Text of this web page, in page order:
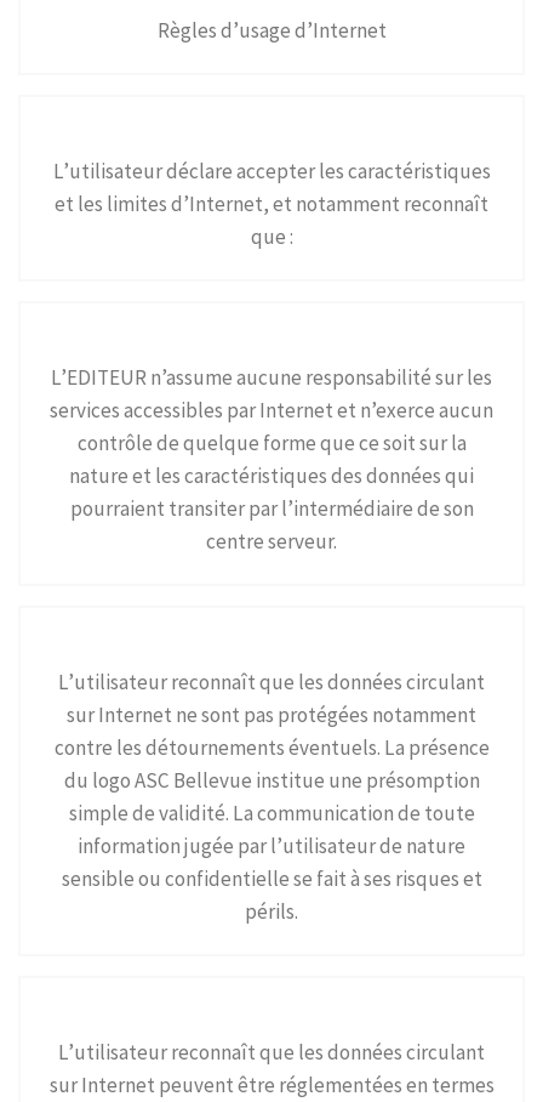
Règles d’usage d’Internet
L’utilisateur déclare accepter les caractéristiques
et les limites d’Internet, et notamment reconnaît
que :
L’EDITEUR n’assume aucune responsabilité sur les
services accessibles par Internet et n’exerce aucun
contrôle de quelque forme que ce soit sur la
nature et les caractéristiques des données qui
pourraient transiter par l’intermédiaire de son
centre serveur.
L’utilisateur reconnaît que les données circulant
sur Internet ne sont pas protégées notamment
contre les détournements éventuels. La présence
du logo ASC Bellevue institue une présomption
simple de validité. La communication de toute
information jugée par l’utilisateur de nature
sensible ou confidentielle se fait à ses risques et
périls.
L’utilisateur reconnaît que les données circulant
sur Internet peuvent être réglementées en termes